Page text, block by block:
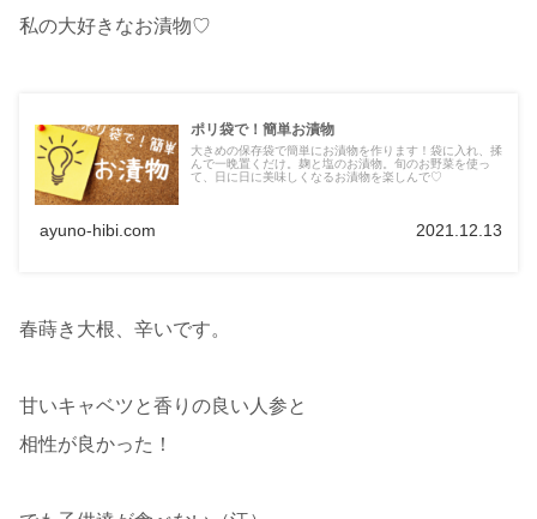
私の大好きなお漬物♡
ポリ袋で！簡単お漬物
大きめの保存袋で簡単にお漬物を作ります！袋に入れ、揉
んで一晩置くだけ。麹と塩のお漬物。旬のお野菜を使っ
て、日に日に美味しくなるお漬物を楽しんで♡
ayuno-hibi.com 2021.12.13
春蒔き大根、辛いです。
甘いキャベツと香りの良い人参と
相性が良かった！